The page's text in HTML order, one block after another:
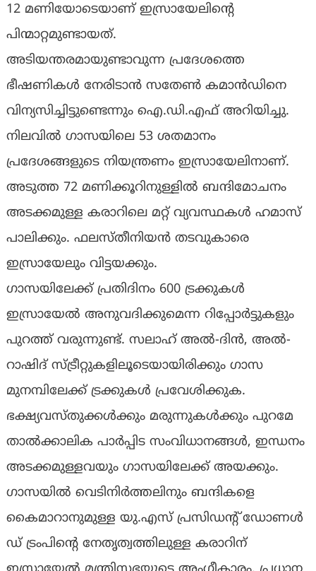
12 മണിയോടെയാണ് ഇസ്രായേലിൻ്റെ
പിന്മാറ്റമുണ്ടായത്.
അടിയന്തരമായുണ്ടാവുന്ന പ്രദേശത്തെ
ഭീഷണികൾ നേരിടാൻ സതേൺ കമാൻഡിനെ
വിന്യസിച്ചിട്ടുണ്ടെന്നും ഐ.ഡി.എഫ് അറിയിച്ചു.
നിലവിൽ ഗാസയിലെ 53 ശതമാനം
പ്രദേശങ്ങളുടെ നിയന്ത്രണം ഇസ്രായേലിനാണ്.
അടുത്ത 72 മണിക്കൂറിനുള്ളിൽ ബന്ദിമോചനം
അടക്കമുള്ള കരാറിലെ മറ്റ് വ്യവസ്ഥകൾ ഹമാസ്
പാലിക്കും. ഫലസ്തീനിയൻ തടവുകാരെ
ഇസ്രായേലും വിട്ടയക്കും.
ഗാസയിലേക്ക് പ്രതിദിനം 600 ട്രക്കുകൾ
ഇസ്രായേൽ അനുവദിക്കുമെന്ന റിപ്പോർട്ടുകളും
പുറത്ത് വരുന്നുണ്ട്. സലാഹ് അൽ-ദിൻ, അൽ-
റാഷിദ് സ്ട്രീറ്റുകളിലൂടെയായിരിക്കും ഗാസ
മുനമ്പിലേക്ക് ട്രക്കുകൾ പ്രവേശിക്കുക.
ഭക്ഷ്യവസ്തുക്കൾക്കും മരുന്നുകൾക്കും പുറമേ
താൽക്കാലിക പാർപ്പിട സംവിധാനങ്ങൾ, ഇന്ധനം
അടക്കമുള്ളവയും ഗാസയിലേക്ക് അയക്കും.
ഗാസയിൽ വെടിനിർത്തലിനും ബന്ദികളെ
കൈമാറാനുമുള്ള യു.​എ​സ് പ്ര​സി​ഡ​ൻ്റ് ഡോ​ണ​ൾ​
ഡ് ട്രം​പിന്‍റെ നേതൃത്വത്തിലുള്ള കരാറിന്